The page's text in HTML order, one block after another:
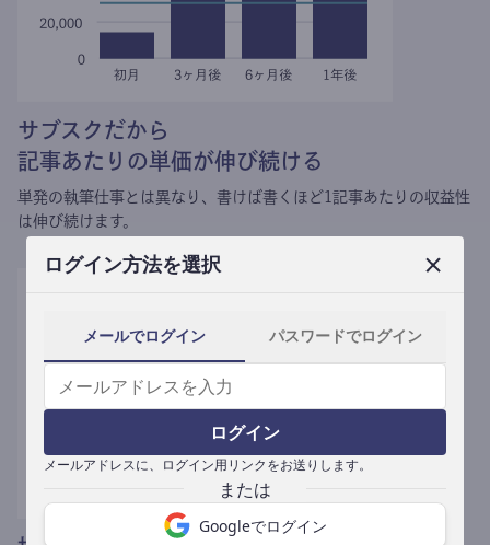
ログイン方法を選択
メールでログイン パスワードでログイン
ログイン
メールアドレスに、ログイン用リンクをお送りします。
Googleでログイン
サブスクだから
記事あたりの単価が伸び続ける
単発の執筆仕事とは異なり、 書けば書くほど1記事あたりの収益性
は伸び続けます。